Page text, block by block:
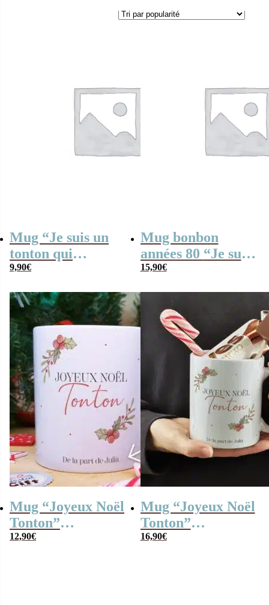
Mug “Je suis un
tonton qui
déchire” – Cadeau
9,90€
Mug bonbon
années 80 “Je suis
un tonton qui
personnalisable
15,90€
Mug “Joyeux Noël
Tonton”
personnalisé –
12,90€
Mug “Joyeux Noël
Tonton”
personnalisé et ses
16,90€